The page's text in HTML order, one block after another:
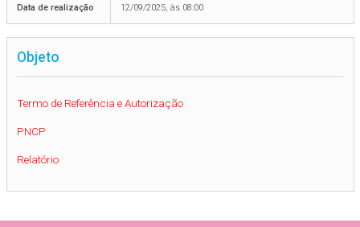
Data de realização 12/09/2025, às 08:00
Objeto
Termo de Referência e Autorização
PNCP
Relatório